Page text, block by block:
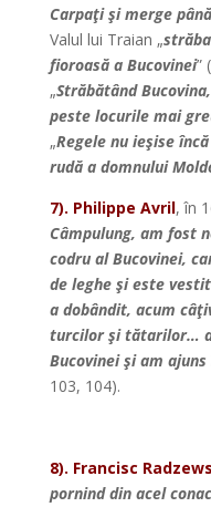
Carpaţi şi merge
Valul lui Traian „
fioroasă a Bucovinei”
„Străbătând
peste locurile mai
„Regele nu ieşise
rudă a domnului
7). Philippe Avril, în
Câmpulung, am fost
codru al Bucovinei,
de leghe şi este
a dobândit, acum
turcilor şi tătarilor…
Bucovinei şi am
103, 104).
8). Francisc
pornind din acel conac